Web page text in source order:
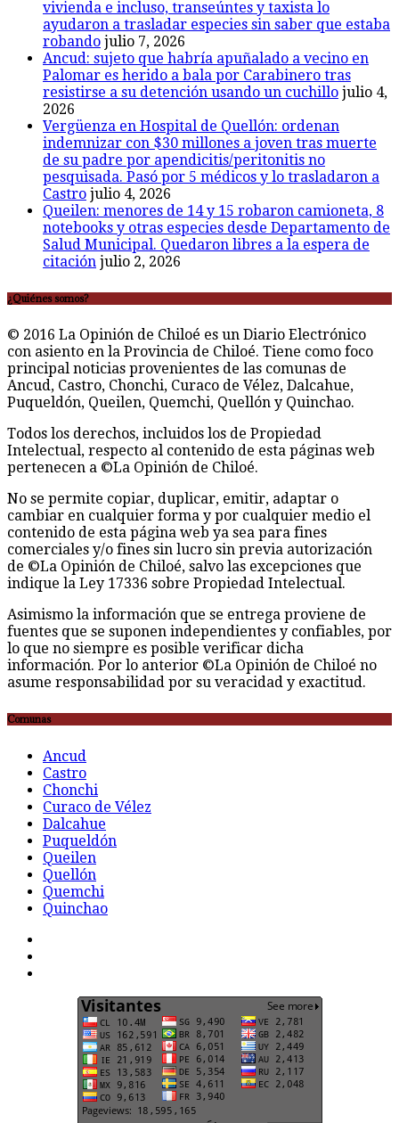
vivienda e incluso, transeúntes y taxista lo
ayudaron a trasladar especies sin saber que estaba
robando julio 7, 2026
Ancud: sujeto que habría apuñalado a vecino en
Palomar es herido a bala por Carabinero tras
resistirse a su detención usando un cuchillo julio 4,
2026
Vergüenza en Hospital de Quellón: ordenan
indemnizar con $30 millones a joven tras muerte
de su padre por apendicitis/peritonitis no
pesquisada. Pasó por 5 médicos y lo trasladaron a
Castro julio 4, 2026
Queilen: menores de 14 y 15 robaron camioneta, 8
notebooks y otras especies desde Departamento de
Salud Municipal. Quedaron libres a la espera de
citación julio 2, 2026
¿Quiénes somos?
© 2016 La Opinión de Chiloé es un Diario Electrónico
con asiento en la Provincia de Chiloé. Tiene como foco
principal noticias provenientes de las comunas de
Ancud, Castro, Chonchi, Curaco de Vélez, Dalcahue,
Puqueldón, Queilen, Quemchi, Quellón y Quinchao.
Todos los derechos, incluidos los de Propiedad
Intelectual, respecto al contenido de esta páginas web
pertenecen a ©La Opinión de Chiloé.
No se permite copiar, duplicar, emitir, adaptar o
cambiar en cualquier forma y por cualquier medio el
contenido de esta página web ya sea para fines
comerciales y/o fines sin lucro sin previa autorización
de ©La Opinión de Chiloé, salvo las excepciones que
indique la Ley 17336 sobre Propiedad Intelectual.
Asimismo la información que se entrega proviene de
fuentes que se suponen independientes y confiables, por
lo que no siempre es posible verificar dicha
información. Por lo anterior ©La Opinión de Chiloé no
asume responsabilidad por su veracidad y exactitud.
Comunas
Ancud
Castro
Chonchi
Curaco de Vélez
Dalcahue
Puqueldón
Queilen
Quellón
Quemchi
Quinchao